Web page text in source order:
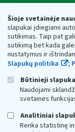
Šioje svetainėje
slapukai įdiegiami
sutikimas. Taip pat
sutikimą bet kada
nustatymus ir
Slapukų politika
;
Būtinieji
Naudojami
svetainės
Analitiniai
Renka statistinę
Valstybinė
Respublikos
Biudžetinė įstaiga.
adresas: Vasario 16-
vmi@vmi.lt , E.
Duomenys apie
Respublikos finansų